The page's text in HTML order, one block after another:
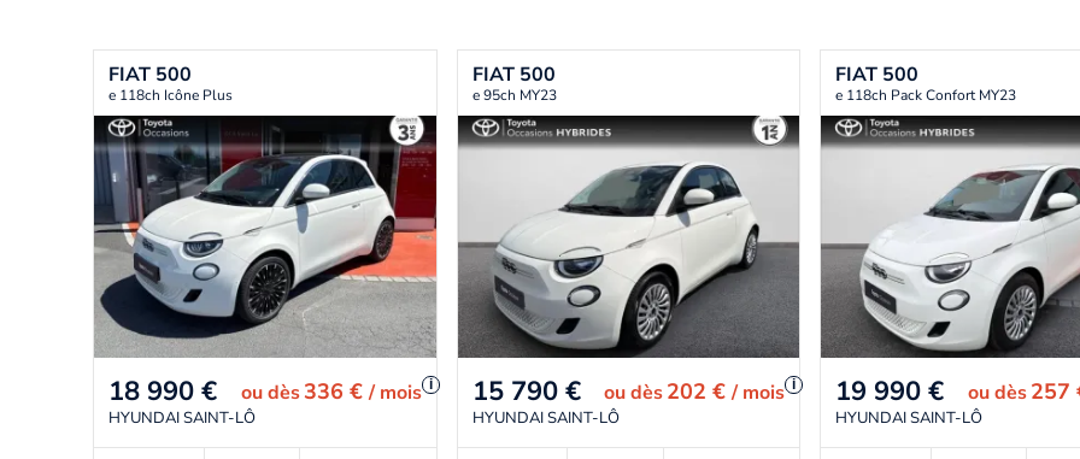
FIAT 500
e 118ch Icône Plus
18 990 € oudès336 €/ mois i
HYUNDAI SAINT-LÔ
FIAT 500
e 95ch MY23
15 790 € oudès202 €/ mois i
HYUNDAI SAINT-LÔ
FIAT 500
e 118ch Pack Confort MY23
19 990 € oudès 257
HYUNDAI SAINT-LÔ